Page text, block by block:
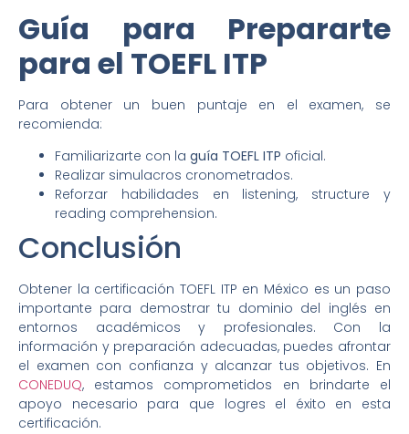
Guía para Prepararte
para el TOEFL ITP
Para obtener un buen puntaje en el examen, se
recomienda:
Familiarizarte con la guía TOEFL ITP oficial.
Realizar simulacros cronometrados.
Reforzar habilidades en listening, structure y
reading comprehension.
Conclusión
Obtener la certificación TOEFL ITP en México es un paso
importante para demostrar tu dominio del inglés en
entornos académicos y profesionales. Con la
información y preparación adecuadas, puedes afrontar
el examen con confianza y alcanzar tus objetivos. En
CONEDUQ, estamos comprometidos en brindarte el
apoyo necesario para que logres el éxito en esta
certificación.